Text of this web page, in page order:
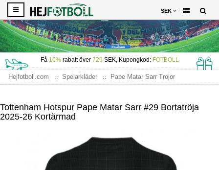
SEK
Få 10%rabatt över 729 SEK, Kupongkod: FOTBOLL
Hejfotboll.com Spelarkläder
Pape Matar Sarr Tröjor
Tottenham Hotspur Pape Matar Sarr #29 Bortatröja
2025-26 Kortärmad